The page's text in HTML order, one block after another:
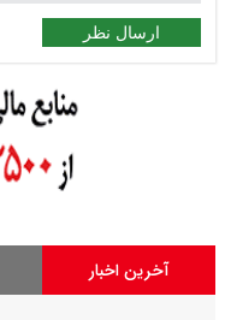
ارسال نظر
آخرین اخبار